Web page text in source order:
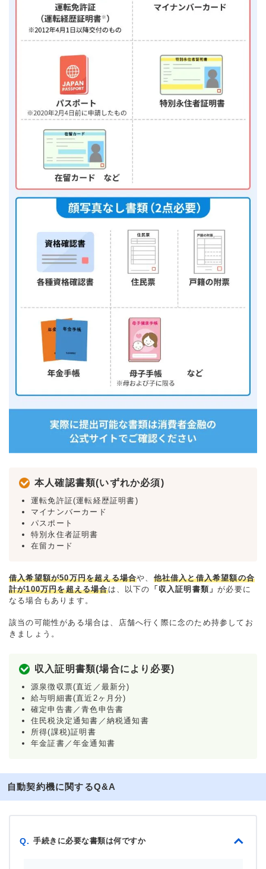
本人確認書類(いずれか必須)
運転免許証(運転経歴証明書)
マイナンバーカード
パスポート
特別永住者証明書
在留カード
借入希望額が50万円を超える場合や、 他社借入と借入希望額の合
計が100万円を超える場合は、以下の 「収入証明書類」が必要に
なる場合もあります。
該当の可能性がある場合は、店舗へ行く際に念のため持参してお
きましょう。
収入証明書類(場合により必要)
源泉徴収票(直近／最新分)
給与明細書(直近2ヶ月分)
確定申告書／青色申告書
住民税決定通知書／納税通知書
所得(課税)証明書
年金証書／年金通知書
自動契約機に関するQ&A
Q. 手続きに必要な書類は何ですか